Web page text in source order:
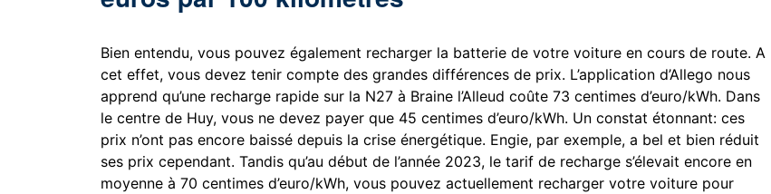
Bien entendu, vous pouvez également recharger la batterie de votre voiture en cours de route. A
cet effet, vous devez tenir compte des grandes différences de prix. L’application d’Allego nous
apprend qu’une recharge rapide sur la N27 à Braine l’Alleud coûte 73 centimes d’euro/kWh. Dans
le centre de Huy, vous ne devez payer que 45 centimes d’euro/kWh. Un constat étonnant: ces
prix n’ont pas encore baissé depuis la crise énergétique. Engie, par exemple, a bel et bien réduit
ses prix cependant. Tandis qu’au début de l’année 2023, le tarif de recharge s’élevait encore en
moyenne à 70 centimes d’euro/kWh, vous pouvez actuellement recharger votre voiture pour